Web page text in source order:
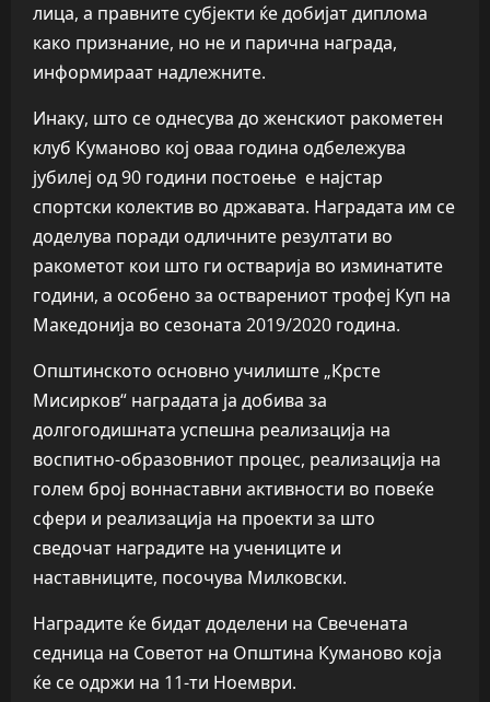
лица, а правните субјекти ќе добијат диплома
како признание, но не и парична награда,
информираат надлежните.
Инаку, што се однесува до женскиот ракометен
клуб Куманово кој оваа година одбележува
јубилеј од 90 години постоење е најстар
спортски колектив во државата. Наградата им се
доделува поради одличните резултати во
ракометот кои што ги остварија во изминатите
години, а особено за остварениот трофеј Куп на
Македонија во сезоната 2019/2020 година.
Општинското основно училиште „Крсте
Мисирков“ наградата ја добива за
долгогодишната успешна реализација на
воспитно-образовниот процес, реализација на
голем број воннаставни активности во повеќе
сфери и реализација на проекти за што
сведочат наградите на учениците и
наставниците, посочува Милковски.
Наградите ќе бидат доделени на Свечената
седница на Советот на Општина Куманово која
ќе се одржи на 11-ти Ноември.